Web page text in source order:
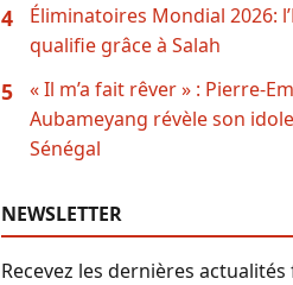
4
Éliminatoires Mondial 2026:
qualifie grâce à Salah
5
« Il m’a fait rêver » : Pierre-
Aubameyang révèle son
Sénégal
NEWSLETTER
Recevez les dernières